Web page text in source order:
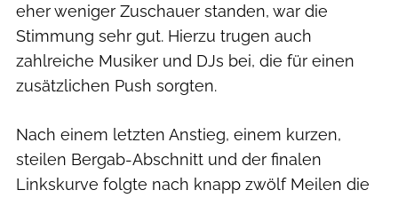
eher weniger Zuschauer standen, war die
Stimmung sehr gut. Hierzu trugen auch
zahlreiche Musiker und DJs bei, die für einen
zusätzlichen Push sorgten.
Nach einem letzten Anstieg, einem kurzen,
steilen Bergab-Abschnitt und der finalen
Linkskurve folgte nach knapp zwölf Meilen die